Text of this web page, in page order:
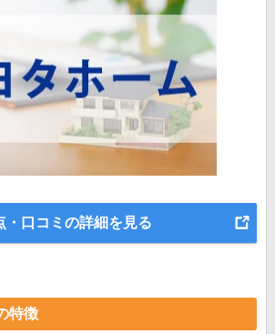
・口コミの詳細を見る
特徴